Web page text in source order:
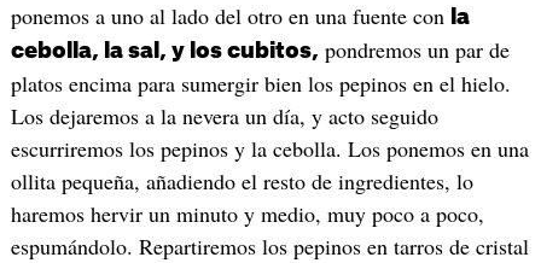
ponemos a uno al lado del otro en una fuente con la
cebolla, la sal, y los cubitos, pondremos un par de
platos encima para sumergir bien los pepinos en el hielo.
Los dejaremos a la nevera un día, y acto seguido
escurriremos los pepinos y la cebolla. Los ponemos en una
ollita pequeña, añadiendo el resto de ingredientes, lo
haremos hervir un minuto y medio, muy poco a poco,
espumándolo. Repartiremos los pepinos en tarros de cristal